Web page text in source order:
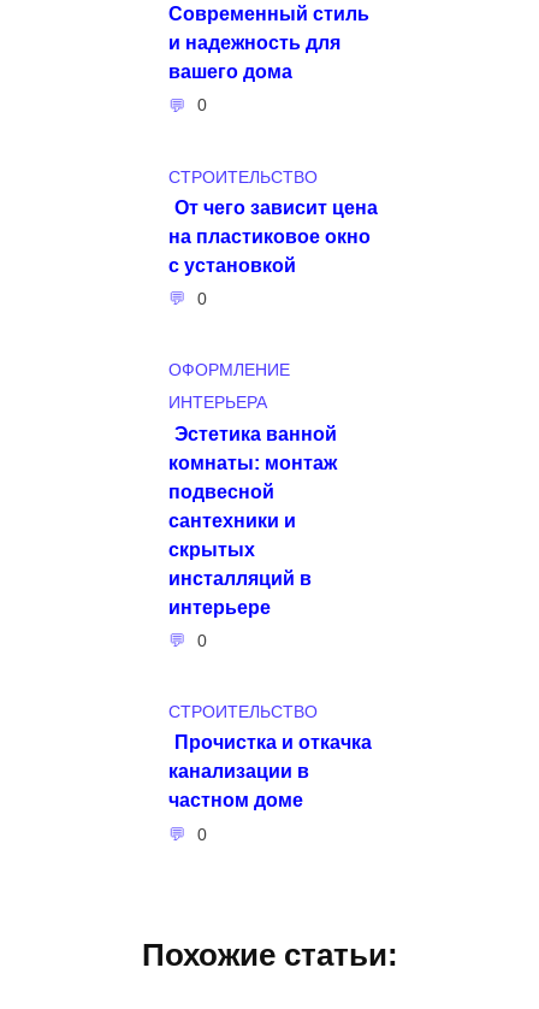
Современный стиль
и надежность для
вашего дома
0
СТРОИТЕЛЬСТВО
От чего зависит цена
на пластиковое окно
с установкой
0
ОФОРМЛЕНИЕ
ИНТЕРЬЕРА
Эстетика ванной
комнаты: монтаж
подвесной
сантехники и
скрытых
инсталляций в
интерьере
0
СТРОИТЕЛЬСТВО
Прочистка и откачка
канализации в
частном доме
0
Похожие статьи: